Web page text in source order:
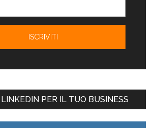
PER IL TUO BUSINESS